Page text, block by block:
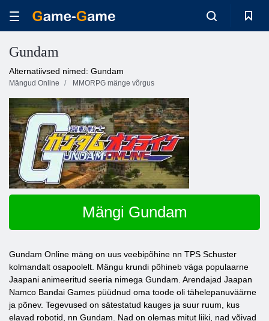
Gundam
Alternatiivsed nimed: Gundam
Mängud Online MMORPG mänge võrgus
Mängi Gundam
Gundam Online mäng on uus veebipõhine nn TPS Schuster
kolmandalt osapoolelt. Mängu krundi põhineb väga populaarne
Jaapani animeeritud seeria nimega Gundam. Arendajad Jaapan
Namco Bandai Games püüdnud oma toode oli tähelepanuväärne
ja põnev. Tegevused on sätestatud kauges ja suur ruum, kus
elavad robotid, nn Gundam. Nad on olemas mitut liiki, nad võivad